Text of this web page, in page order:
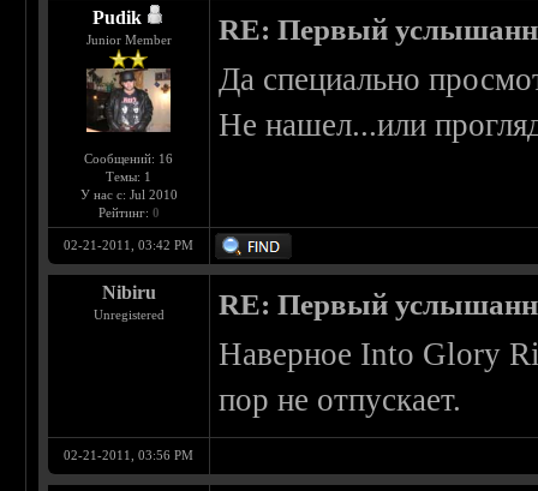
Pudik
Junior Member
Сообщений: 16
Темы: 1
У нас с: Jul 2010
Рейтинг: 0
RE: Первый
Да специально
Не нашел...или
02-21-2011, 03:42 PM
Nibiru
Unregistered RE: Первый
Наверное Into Glory
пор не отпускает.
02-21-2011, 03:56 PM